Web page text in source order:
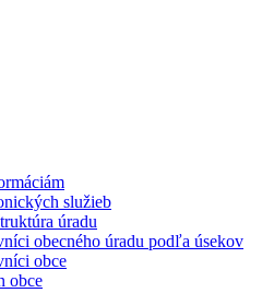
služieb
úradu
obecného úradu podľa úsekov
obce
obce